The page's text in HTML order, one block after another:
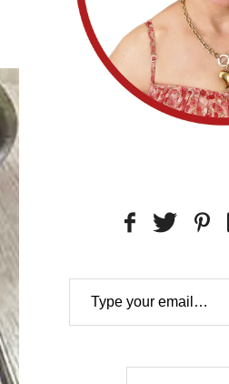
Type your email…